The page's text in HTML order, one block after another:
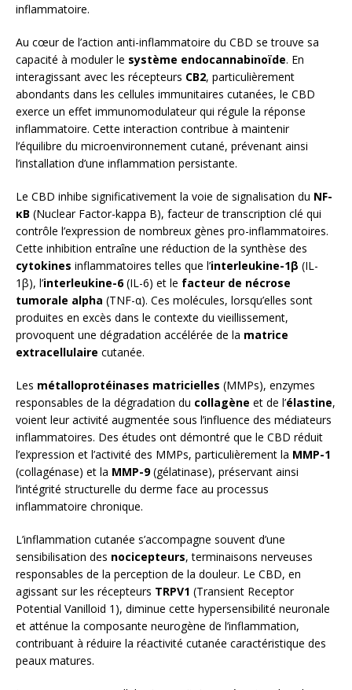
inflammatoire.
Au cœur de l’action anti-inflammatoire du CBD se trouve sa
capacité à moduler le système endocannabinoïde. En
interagissant avec les récepteurs CB2, particulièrement
abondants dans les cellules immunitaires cutanées, le CBD
exerce un effet immunomodulateur qui régule la réponse
inflammatoire. Cette interaction contribue à maintenir
l’équilibre du microenvironnement cutané, prévenant ainsi
l’installation d’une inflammation persistante.
Le CBD inhibe significativement la voie de signalisation du NF-
κB (Nuclear Factor-kappa B), facteur de transcription clé qui
contrôle l’expression de nombreux gènes pro-inflammatoires.
Cette inhibition entraîne une réduction de la synthèse des
cytokines inflammatoires telles que l’interleukine-1β (IL-
1β), l’interleukine-6(IL-6) et le facteur de nécrose
tumorale alpha (TNF-α). Ces molécules, lorsqu’elles sont
produites en excès dans le contexte du vieillissement,
provoquent une dégradation accélérée de la matrice
extracellulaire cutanée.
Les métalloprotéinases matricielles (MMPs), enzymes
responsables de la dégradation du collagène et de l’élastine,
voient leur activité augmentée sous l’influence des médiateurs
inflammatoires. Des études ont démontré que le CBD réduit
l’expression et l’activité des MMPs, particulièrement la MMP-1
(collagénase) et la MMP-9(gélatinase), préservant ainsi
l’intégrité structurelle du derme face au processus
inflammatoire chronique.
L’inflammation cutanée s’accompagne souvent d’une
sensibilisation des nocicepteurs, terminaisons nerveuses
responsables de la perception de la douleur. Le CBD, en
agissant sur les récepteurs TRPV1 (Transient Receptor
Potential Vanilloid 1), diminue cette hypersensibilité neuronale
et atténue la composante neurogène de l’inflammation,
contribuant à réduire la réactivité cutanée caractéristique des
peaux matures.